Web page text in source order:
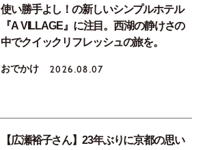
使い勝手よし！の新しいシンプルホテル
『A VILLAGE』に注目。西湖の静けさの
中でクイックリフレッシュの旅を。
おでかけ 2026.08.07
【広瀬裕子さん】23年ぶりに京都の思い